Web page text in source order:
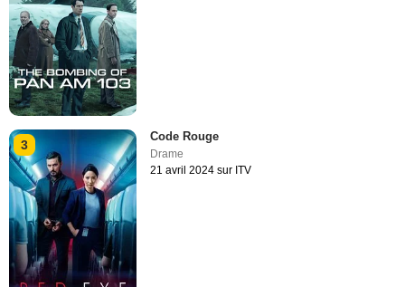
3
Code Rouge
Drame
21 avril 2024 sur ITV